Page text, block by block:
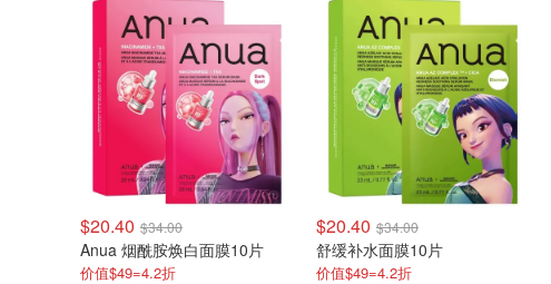
$20.40 $34.00
Anua 烟酰胺焕白面膜10片
价值$49=4.2折
$20.40 $34.00
舒缓补水面膜10片
价值$49=4.2折